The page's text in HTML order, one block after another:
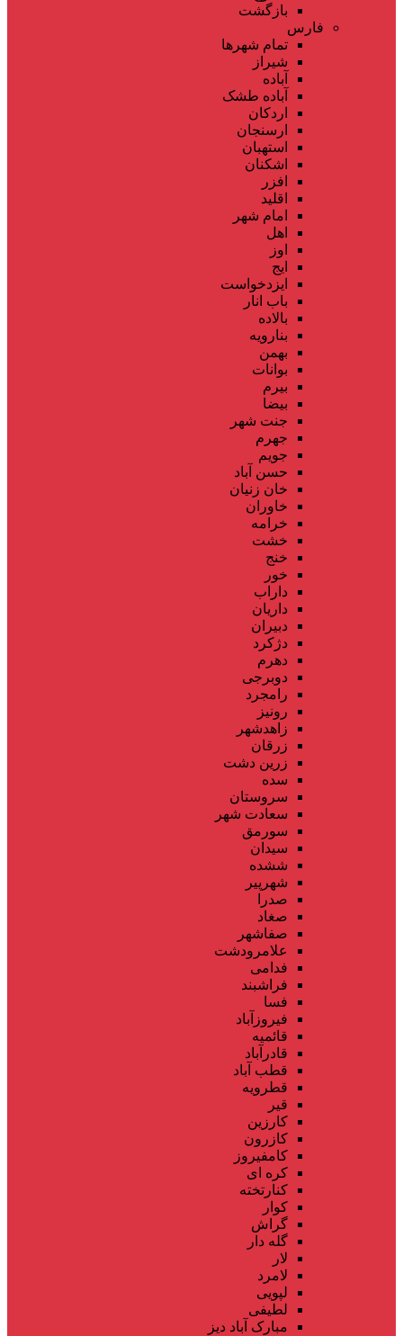
بازگشت
فارس
تمام شهر‌ها
شیراز
آباده
آباده طشک
اردکان
ارسنجان
استهبان
اشکنان
افزر
اقلید
امام شهر
اهل
اوز
ایج
ایزدخواست
باب انار
بالاده
بنارویه
بهمن
بوانات
بیرم
بیضا
جنت شهر
جهرم
جویم
حسن آباد
خان زنیان
خاوران
خرامه
خشت
خنج
خور
داراب
داریان
دبیران
دژکرد
دهرم
دوبرجی
رامجرد
رونیز
زاهدشهر
زرقان
زرین دشت
سده
سروستان
سعادت شهر
سورمق
سیدان
ششده
شهرپیر
صدرا
صغاد
صفاشهر
علامرودشت
فدامی
فراشبند
فسا
فیروزآباد
قائمیه
قادرآباد
قطب آباد
قطرویه
قیر
کارزین
کازرون
کامفیروز
کره ای
کنارتخته
کوار
گراش
گله دار
لار
لامرد
لپویی
لطیفی
مبارک آباد دیز